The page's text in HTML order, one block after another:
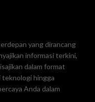
yang dirancang
informasi terkini,
dalam format
teknologi hingga
Anda dalam